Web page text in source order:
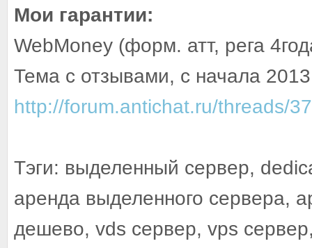
Мои гарантии:
WebMoney (форм. атт, рега
Тема с отзывами, с начала 2013
http://forum.antichat.ru/threads/
Тэги: выделенный сервер,
аренда выделенного сервера,
дешево, vds сервер, vps